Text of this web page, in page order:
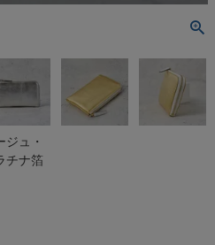
ジュ・
チナ箔